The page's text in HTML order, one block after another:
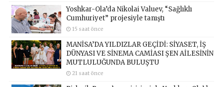
Yoshkar-Ola’da Nikolai Valuev, “Sağlıklı
Cumhuriyet” projesiyle tanıştı
15 saat önce
MANİSA’DA YILDIZLAR GEÇİDİ: SİYASET, İŞ
DÜNYASI VE SİNEMA CAMİASI ŞEN AİLESİNİN
MUTLULUĞUNDA BULUŞTU
21 saat önce